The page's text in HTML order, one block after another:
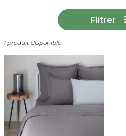
Filtrer
1 produit disponible